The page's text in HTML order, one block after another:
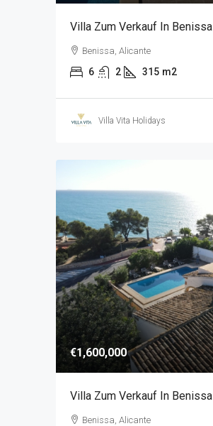
Villa Zum Verkauf In Benissa
Benissa, Alicante
6 2 315 m2
Villa Vita Holidays
€1,600,000
Villa Zum Verkauf In Benissa
Benissa, Alicante